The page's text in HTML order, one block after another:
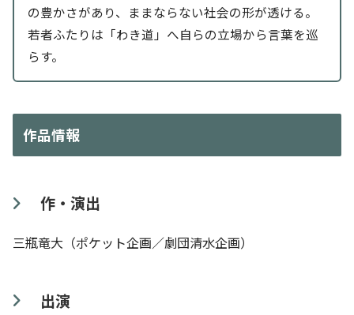
の豊かさがあり、ままならない社会の形が透ける。
若者ふたりは「わき道」へ自らの立場から言葉を巡
らす。
作品情報
作・演出
三瓶竜大（ポケット企画／劇団清水企画）
出演